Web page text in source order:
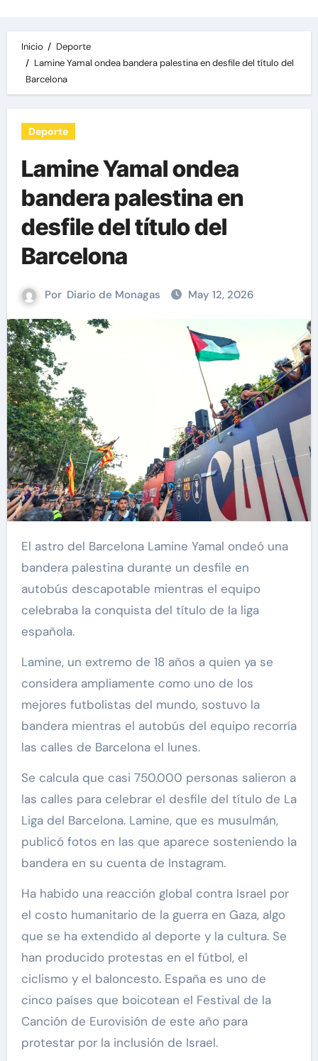
Inicio
Deporte
Lamine Yamal ondea bandera palestina en desfile del título del
Barcelona
Deporte
Lamine Yamal ondea
bandera palestina en
desfile del título del
Barcelona
Por Diario de Monagas May 12, 2026
El astro del Barcelona Lamine Yamal ondeó una
bandera palestina durante un desfile en
autobús descapotable mientras el equipo
celebraba la conquista del título de la liga
española.
Lamine, un extremo de 18 años a quien ya se
considera ampliamente como uno de los
mejores futbolistas del mundo, sostuvo la
bandera mientras el autobús del equipo recorría
las calles de Barcelona el lunes.
Se calcula que casi 750.000 personas salieron a
las calles para celebrar el desfile del título de La
Liga del Barcelona. Lamine, que es musulmán,
publicó fotos en las que aparece sosteniendo la
bandera en su cuenta de Instagram.
Ha habido una reacción global contra Israel por
el costo humanitario de la guerra en Gaza, algo
que se ha extendido al deporte y la cultura. Se
han producido protestas en el fútbol, el
ciclismo y el baloncesto. España es uno de
cinco países que boicotean el Festival de la
Canción de Eurovisión de este año para
protestar por la inclusión de Israel.